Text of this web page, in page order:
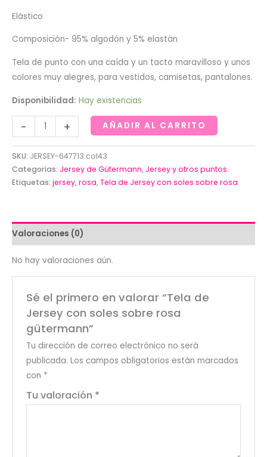
Elástico
Composición- 95% algodón y 5% elastän
Tela de punto con una caída y un tacto maravilloso y unos
colores muy alegres, para vestidos, camisetas, pantalones.
Disponibilidad: Hay existencias
-
de
Jersey
con
soles
gütermann
+ AÑADIR AL CARRITO
SKU: JERSEY-647713.col43
Categorías: Jersey de Gütermann, Jersey y otros puntos.
Etiquetas: jersey,rosa,Tela de Jersey con soles sobre rosa
Valoraciones (0)
No hay valoraciones aún.
Sé el primero en valorar “Tela de
Jersey con soles sobre rosa
gütermann”
Tu dirección de correo electrónico no será
publicada. Los campos obligatorios están marcados
con *
Tu valoración *